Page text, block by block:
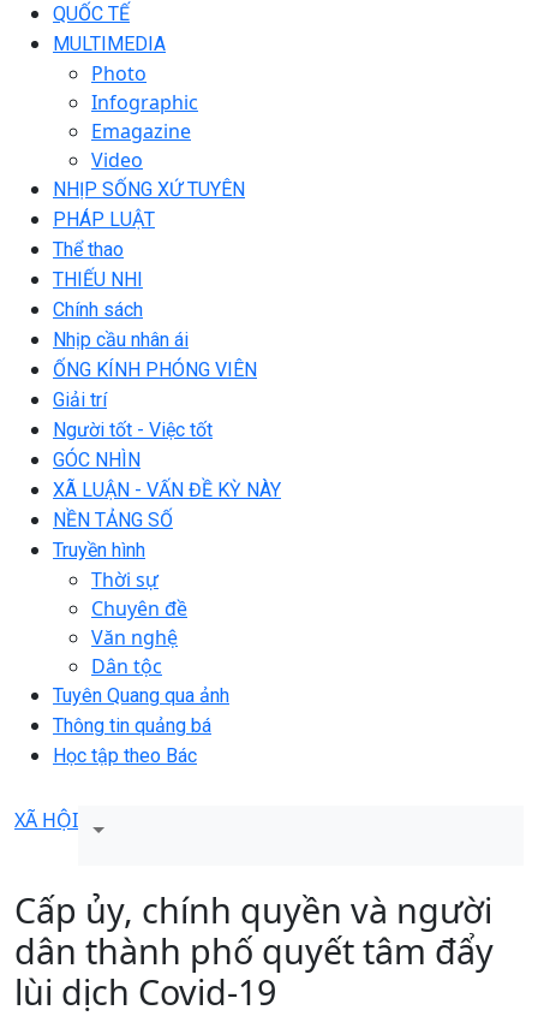
QUỐC TẾ
MULTIMEDIA
Photo
Infographic
Emagazine
Video
NHỊP SỐNG XỨ TUYÊN
PHÁP LUẬT
Thể thao
THIẾU NHI
Chính sách
Nhịp cầu nhân ái
ỐNG KÍNH PHÓNG VIÊN
Giải trí
Người tốt - Việc tốt
GÓC NHÌN
XÃ LUẬN - VẤN ĐỀ KỲ NÀY
NỀN TẢNG SỐ
Truyền hình
Thời sự
Chuyên đề
Văn nghệ
Dân tộc
Tuyên Quang qua ảnh
Thông tin quảng bá
Học tập theo Bác
XÃ HỘI
Cấp ủy, chính quyền và người
dân thành phố quyết tâm đẩy
lùi dịch Covid-19